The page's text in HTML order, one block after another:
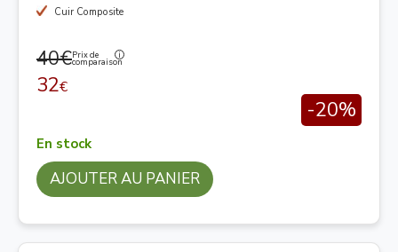
Cuir Composite
40€Prix de
comparaison
32€
-20%
En stock
AJOUTER AU PANIER